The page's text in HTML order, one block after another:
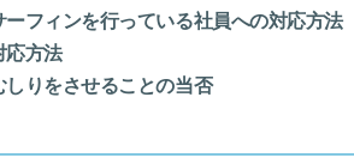
フィンを行っている社員への対応方法
方法
りをさせることの当否